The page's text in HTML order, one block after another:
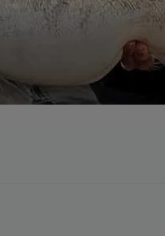
Kampanjer